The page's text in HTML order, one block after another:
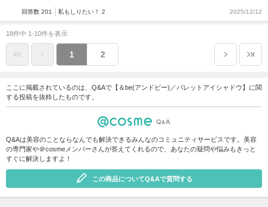
回答数 201 私もしりたい！ 2 2025/12/12
18件中 1-10件を表示
1 2
ここに掲載されているのは、Q&Aで【＆be(アンドビー)／パレットアイシャドウ】に関
する投稿を抜粋したものです。
Q&Aは美容のことならなんでも解決できるみんなのコミュニティサービスです。美容
の専門家や＠cosmeメンバーさんが答えてくれるので、あなたの疑問や悩みもきっと
すぐに解決しますよ！
この商品についてQ&Aで質問する